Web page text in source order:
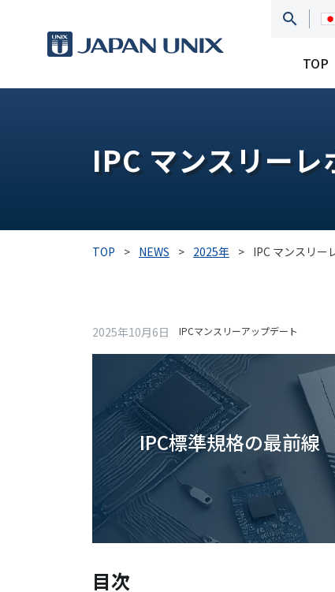
TOP
IPC マンスリー
TOP > NEWS > 2025年 > IPC マンスリー
2025年10月6日 IPCマンスリーアップデート
IPC標準規格の最前線
目次